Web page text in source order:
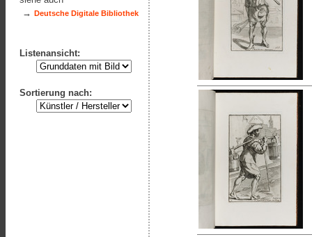
→ Deutsche Digitale Bibliothek
Listenansicht:
Sortierung nach: